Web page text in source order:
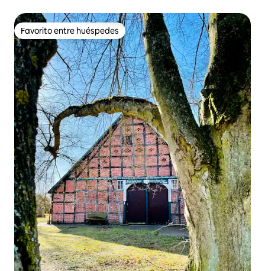
Favorito entre huéspedes
Favorito entre huéspedes